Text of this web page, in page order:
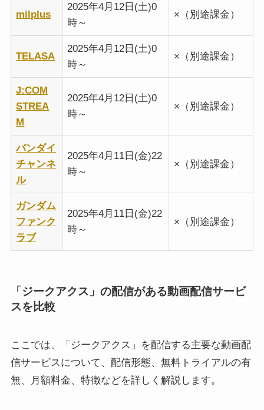
milplus
2025年4月12日(土)0
時～
×（別途課金）
TELASA
2025年4月12日(土)0
時～
×（別途課金）
J:COM
STREA
M
2025年4月12日(土)0
時～
×（別途課金）
バンダイ
チャンネ
ル
2025年4月11日(金)22
時～
×（別途課金）
ガンダム
ファンク
ラブ
2025年4月11日(金)22
時～
×（別途課金）
「ジークアクス」の配信がある動画配信サービ
スを比較
ここでは、「ジークアクス」を配信する主要な動画配
信サービスについて、配信形態、無料トライアルの有
無、月額料金、特徴などを詳しく解説します。